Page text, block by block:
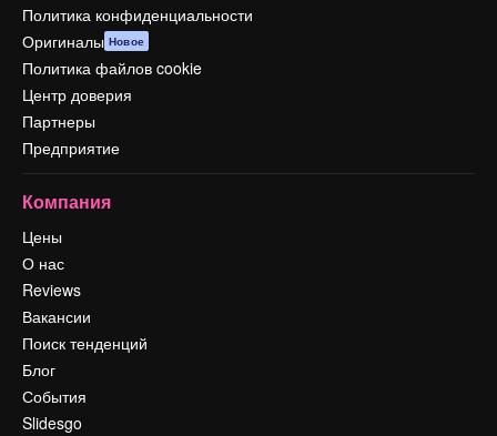
Политика конфиденциальности
Оригиналы Новое
Политика файлов cookie
Центр доверия
Партнеры
Предприятие
Компания
Цены
О нас
Reviews
Вакансии
Поиск тенденций
Блог
События
Slidesgo